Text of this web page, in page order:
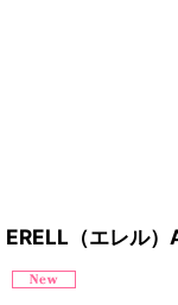
ERELL（エレル